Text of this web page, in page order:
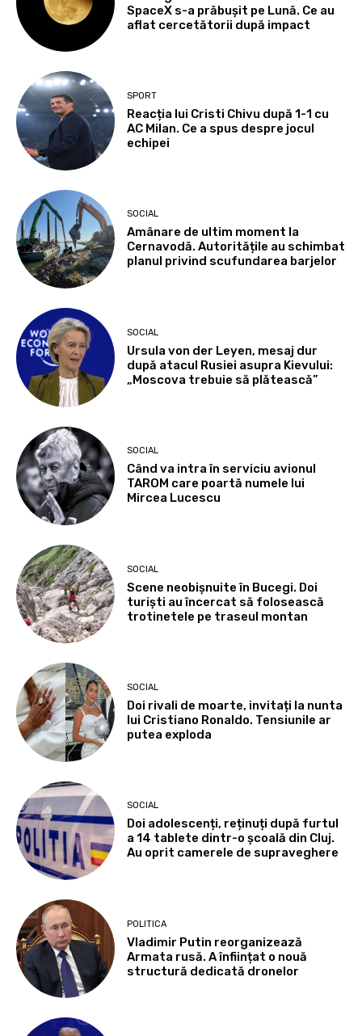
SpaceX s-a prăbușit pe Lună. Ce au
aflat cercetătorii după impact
SPORT
Reacția lui Cristi Chivu după 1-1 cu
AC Milan. Ce a spus despre jocul
echipei
SOCIAL
Amânare de ultim moment la
Cernavodă. Autoritățile au schimbat
planul privind scufundarea barjelor
SOCIAL
Ursula von der Leyen, mesaj dur
după atacul Rusiei asupra Kievului:
„Moscova trebuie să plătească”
SOCIAL
Când va intra în serviciu avionul
TAROM care poartă numele lui
Mircea Lucescu
SOCIAL
Scene neobișnuite în Bucegi. Doi
turiști au încercat să folosească
trotinetele pe traseul montan
SOCIAL
Doi rivali de moarte, invitați la nunta
lui Cristiano Ronaldo. Tensiunile ar
putea exploda
SOCIAL
Doi adolescenți, reținuți după furtul
a 14 tablete dintr-o școală din Cluj.
Au oprit camerele de supraveghere
POLITICA
Vladimir Putin reorganizează
Armata rusă. A înființat o nouă
structură dedicată dronelor